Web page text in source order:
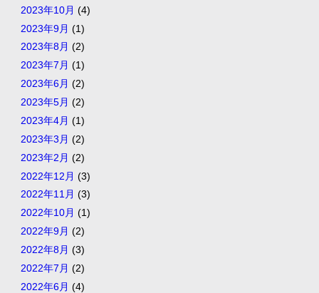
2023年10月 (4)
2023年9月 (1)
2023年8月 (2)
2023年7月 (1)
2023年6月 (2)
2023年5月 (2)
2023年4月 (1)
2023年3月 (2)
2023年2月 (2)
2022年12月 (3)
2022年11月 (3)
2022年10月 (1)
2022年9月 (2)
2022年8月 (3)
2022年7月 (2)
2022年6月 (4)